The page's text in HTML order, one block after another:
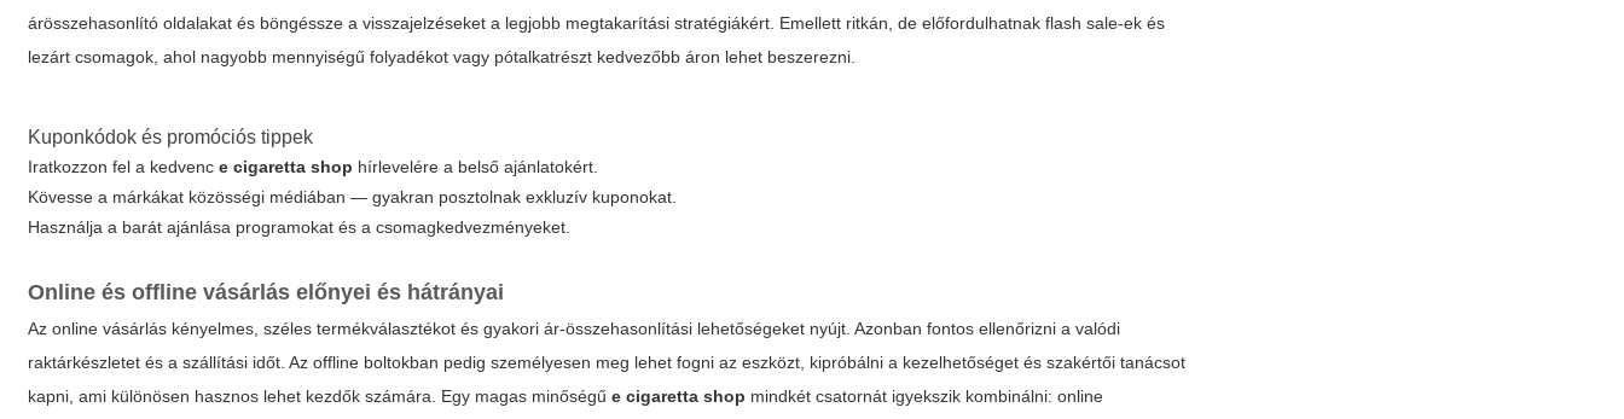
árösszehasonlító oldalakat és böngéssze a visszajelzéseket a legjobb megtakarítási stratégiákért. Emellett ritkán, de előfordulhatnak flash sale-ek és
lezárt csomagok, ahol nagyobb mennyiségű folyadékot vagy pótalkatrészt kedvezőbb áron lehet beszerezni.
Kuponkódok és promóciós tippek
Iratkozzon fel a kedvence cigaretta shop hírlevelére a belső ajánlatokért.
Kövesse a márkákat közösségi médiában — gyakran posztolnak exkluzív kuponokat.
Használja a barát ajánlása programokat és a csomagkedvezményeket.
Online és offline vásárlás előnyei és hátrányai
Az online vásárlás kényelmes, széles termékválasztékot és gyakori ár-összehasonlítási lehetőségeket nyújt. Azonban fontos ellenőrizni a valódi
raktárkészletet és a szállítási időt. Az offline boltokban pedig személyesen meg lehet fogni az eszközt, kipróbálni a kezelhetőséget és szakértői tanácsot
kapni, ami különösen hasznos lehet kezdők számára. Egy magas minőségűe cigaretta shop mindkét csatornát igyekszik kombinálni: online